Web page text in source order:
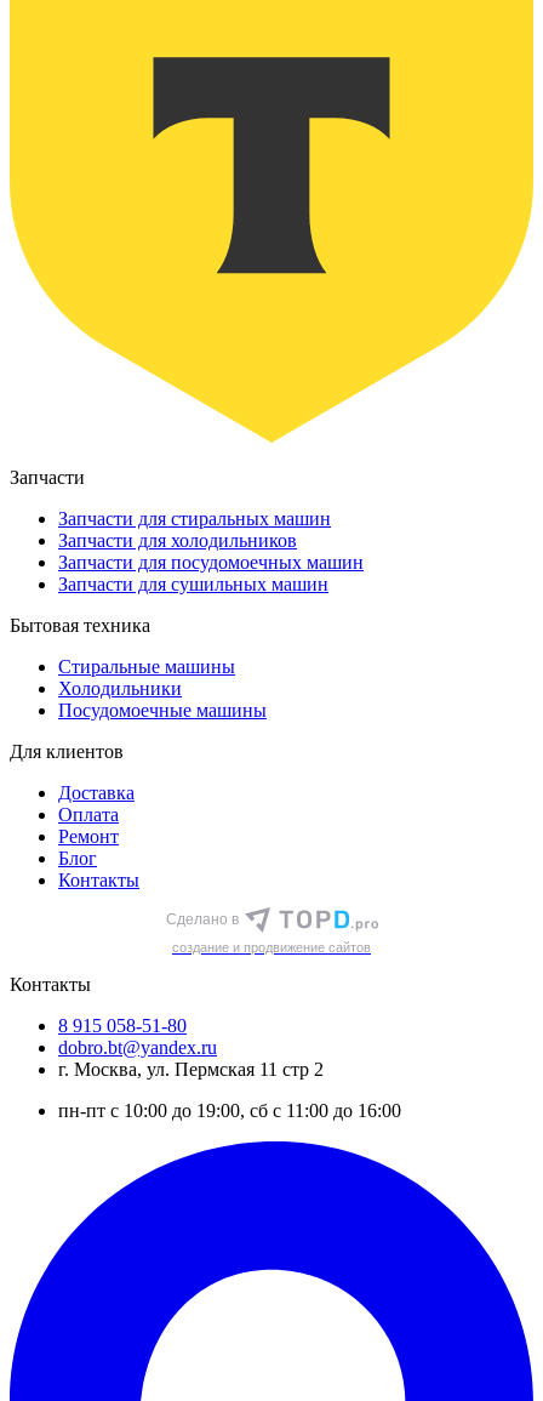
Запчасти
Запчасти для стиральных машин
Запчасти для холодильников
Запчасти для посудомоечных машин
Запчасти для сушильных машин
Бытовая техника
Стиральные машины
Холодильники
Посудомоечные машины
Для клиентов
Доставка
Оплата
Ремонт
Блог
Контакты
Сделано в
cоздание и продвижение сайтов
Контакты
8 915 058-51-80
dobro.bt@yandex.ru
г. Москва, ул. Пермская 11 стр 2
пн-пт с 10:00 до 19:00, сб с 11:00 до 16:00